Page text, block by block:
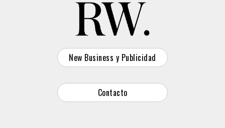
New Business y Publicidad
Contacto